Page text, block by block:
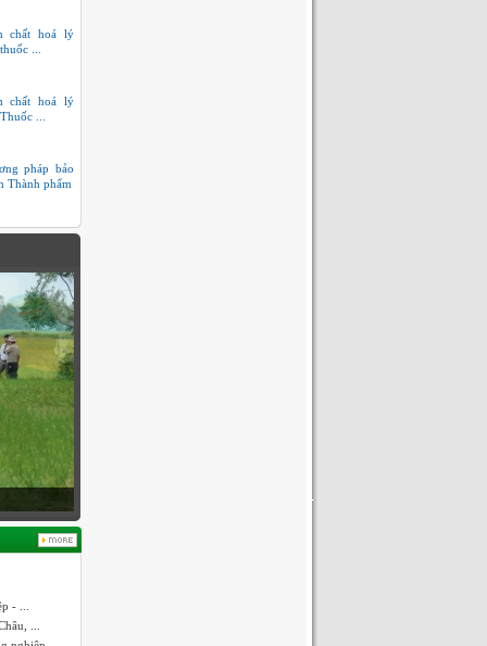
chất hoá lý
...
chất hoá lý
...
pháp bảo
Thành phẩm
- ...
...